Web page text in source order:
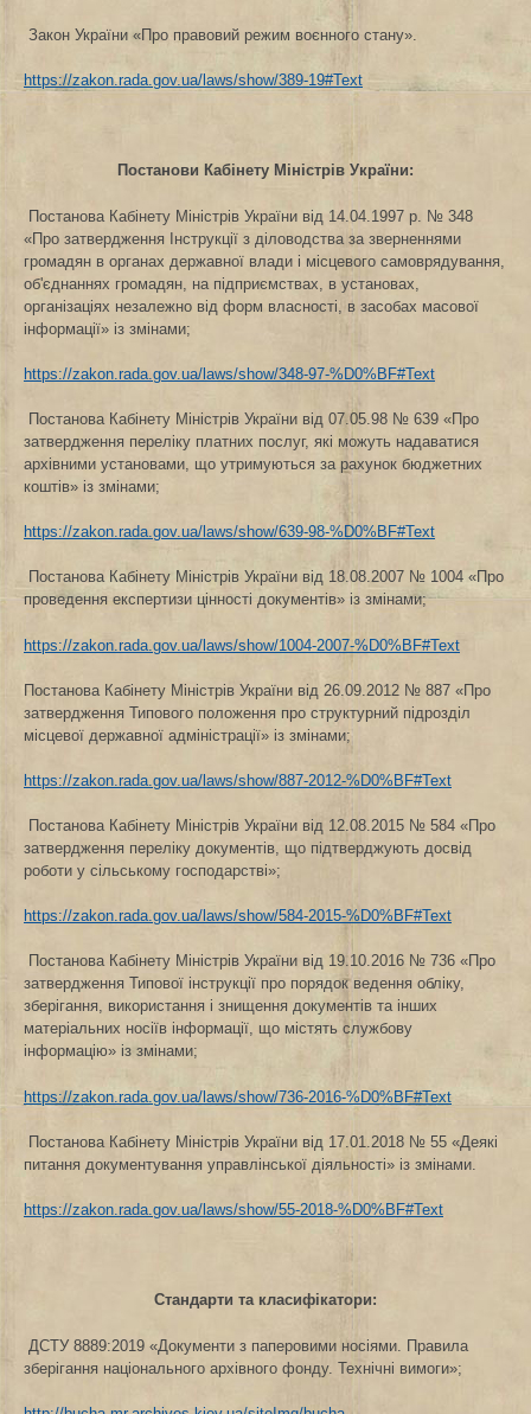
Закон України «Про правовий режим воєнного стану».
https://zakon.rada.gov.ua/laws/show/389-19#Text
Постанови Кабінету Міністрів України:
Постанова Кабінету Міністрів України від 14.04.1997 р. № 348
«Про затвердження Інструкції з діловодства за зверненнями
громадян в органах державної влади і місцевого самоврядування,
об'єднаннях громадян, на підприємствах, в установах,
організаціях незалежно від форм власності, в засобах масової
інформації» із змінами;
https://zakon.rada.gov.ua/laws/show/348-97-%D0%BF#Text
Постанова Кабінету Міністрів України від 07.05.98 № 639 «Про
затвердження переліку платних послуг, які можуть надаватися
архівними установами, що утримуються за рахунок бюджетних
коштів» із змінами;
https://zakon.rada.gov.ua/laws/show/639-98-%D0%BF#Text
Постанова Кабінету Міністрів України від 18.08.2007 № 1004 «Про
проведення експертизи цінності документів» із змінами;
https://zakon.rada.gov.ua/laws/show/1004-2007-%D0%BF#Text
Постанова Кабінету Міністрів України від 26.09.2012 № 887 «Про
затвердження Типового положення про структурний підрозділ
місцевої державної адміністрації» із змінами;
https://zakon.rada.gov.ua/laws/show/887-2012-%D0%BF#Text
Постанова Кабінету Міністрів України від 12.08.2015 № 584 «Про
затвердження переліку документів, що підтверджують досвід
роботи у сільському господарстві»;
https://zakon.rada.gov.ua/laws/show/584-2015-%D0%BF#Text
Постанова Кабінету Міністрів України від 19.10.2016 № 736 «Про
затвердження Типової інструкції про порядок ведення обліку,
зберігання, використання і знищення документів та інших
матеріальних носіїв інформації, що містять службову
інформацію» із змінами;
https://zakon.rada.gov.ua/laws/show/736-2016-%D0%BF#Text
Постанова Кабінету Міністрів України від 17.01.2018 № 55 «Деякі
питання документування управлінської діяльності» із змінами.
https://zakon.rada.gov.ua/laws/show/55-2018-%D0%BF#Text
Стандарти та класифікатори:
ДСТУ 8889:2019 «Документи з паперовими носіями. Правила
зберігання національного архівного фонду. Технічні вимоги»;